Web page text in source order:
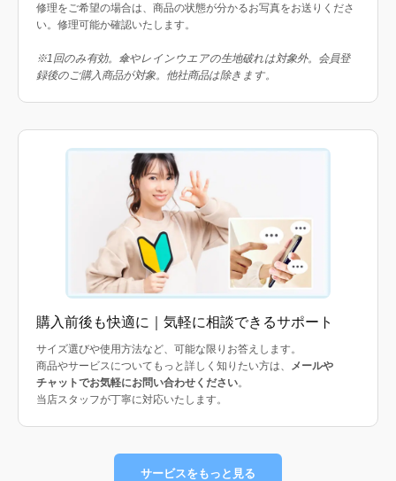
修理をご希望の場合は、商品の状態が分かるお写真をお送りくださ
い。修理可能か確認いたします。
※1回のみ有効。傘やレインウエアの生地破れは対象外。会員登
録後のご購入商品が対象。他社商品は除きます。
購入前後も快適に｜気軽に相談できるサポート
サイズ選びや使用方法など、可能な限りお答えします。
商品やサービスについてもっと詳しく知りたい方は、
メールや
チャットでお気軽にお問い合わせください。
当店スタッフが丁寧に対応いたします。
サービスをもっと見る